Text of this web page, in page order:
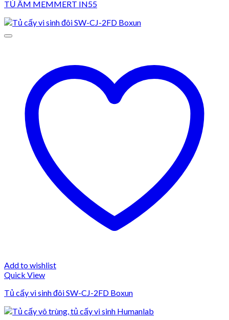
TỦ ẤM MEMMERT IN55
Add to wishlist
Quick View
Tủ cấy vi sinh đôi SW-CJ-2FD Boxun